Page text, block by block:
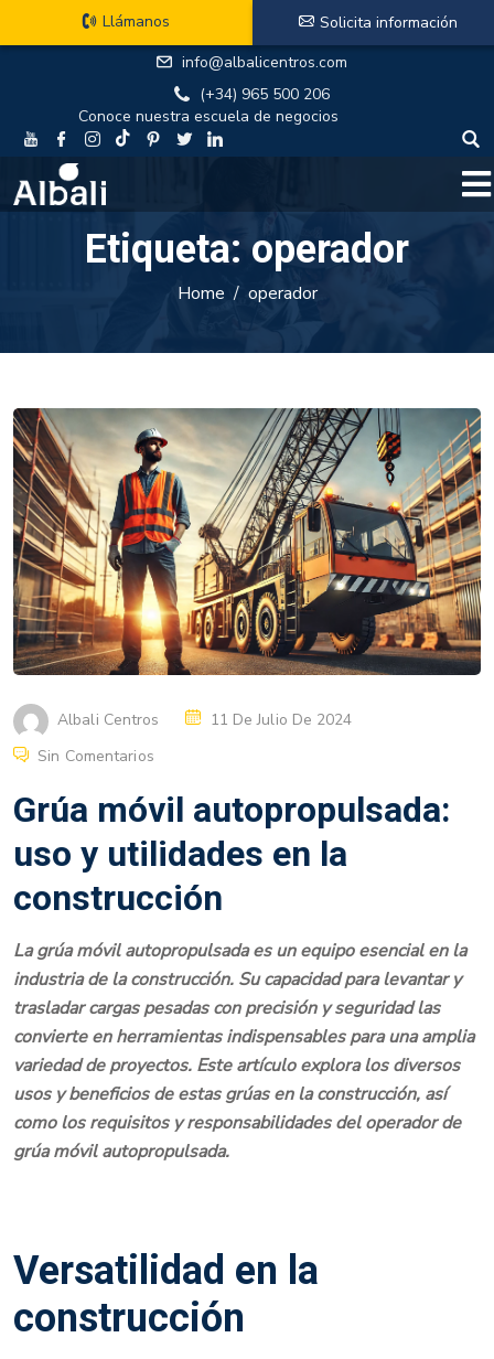
info@albalicentros.com
(+34) 965 500 206
Conoce nuestra escuela de negocios
Llámanos Solicita información
Etiqueta: operador
Home operador
Albali Centros
11 De Julio De 2024
Sin Comentarios
Grúa móvil autopropulsada:
uso y utilidades en la
construcción
La grúa móvil autopropulsada es un equipo esencial en la
industria de la construcción. Su capacidad para levantar y
trasladar cargas pesadas con precisión y seguridad las
convierte en herramientas indispensables para una amplia
variedad de proyectos. Este artículo explora los diversos
usos y beneficios de estas grúas en la construcción, así
como los requisitos y responsabilidades del operador de
grúa móvil autopropulsada.
Versatilidad en la
construcción